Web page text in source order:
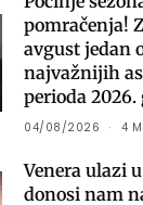
pomračenja!
avgust jedan
najvažnijih
perioda 2026.
04/08/2026 4
Venera ulazi
donosi nam